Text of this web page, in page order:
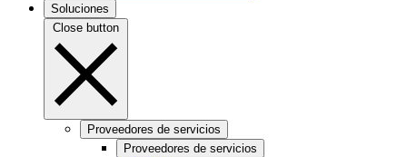
Soluciones
Close button
Proveedores de servicios
Proveedores de servicios